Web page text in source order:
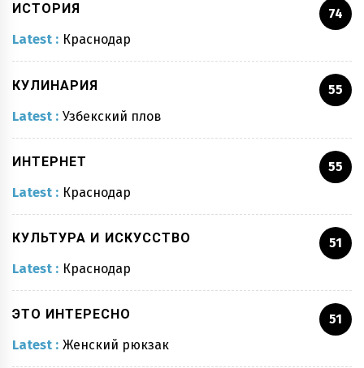
ИСТОРИЯ
74
Latest : Краснодар
КУЛИНАРИЯ
55
Latest : Узбекский плов
ИНТЕРНЕТ
55
Latest : Краснодар
КУЛЬТУРА И ИСКУССТВО
51
Latest : Краснодар
ЭТО ИНТЕРЕСНО
51
Latest : Женский рюкзак